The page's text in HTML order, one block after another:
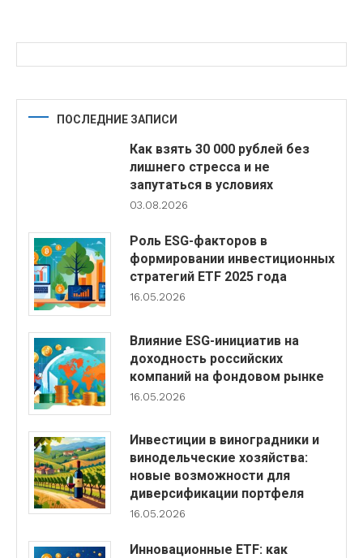
ПОСЛЕДНИЕ ЗАПИСИ
Как взять 30 000 рублей без
лишнего стресса и не
запутаться в условиях
03.08.2026
Роль ESG-факторов в
формировании инвестиционных
стратегий ETF 2025 года
16.05.2026
Влияние ESG-инициатив на
доходность российских
компаний на фондовом рынке
16.05.2026
Инвестиции в виноградники и
винодельческие хозяйства:
новые возможности для
диверсификации портфеля
16.05.2026
Инновационные ETF: как